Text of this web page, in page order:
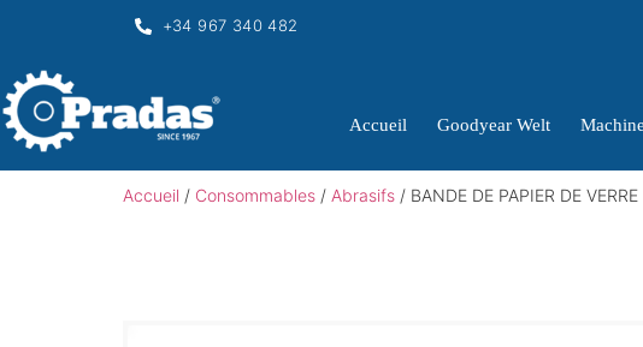
+34 967 340 482
Accueil Goodyear Welt
Accueil / Consommables / Abrasifs / BANDE DE PAPIER DE